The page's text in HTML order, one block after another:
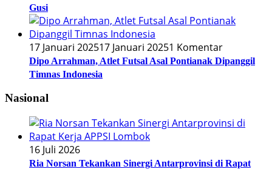
Gusi
17 Januari 202517 Januari 20251 Komentar
Dipo Arrahman, Atlet Futsal Asal Pontianak Dipanggil
Timnas Indonesia
Nasional
16 Juli 2026
Ria Norsan Tekankan Sinergi Antarprovinsi di Rapat